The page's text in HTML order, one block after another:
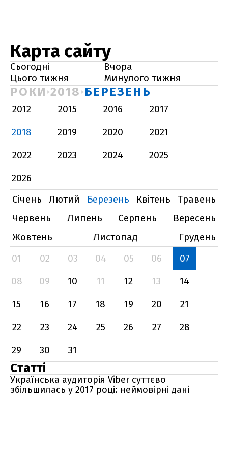
Карта сайту
Сьогодні
Вчора
Цього тижня
Минулого тижня
РОКИ 2018 БЕРЕЗЕНЬ
2012 2015 2016
2017
2018
2019 2020
2021
2022
2023 2024
2025
2026
Січень
Лютий Березень Квітень
Травень
Червень
Липень Серпень
Вересень
Жовтень
Листопад
Грудень
01
02 03 04 05 06
07
08
09 10 11 12 13
14
15
16 17 18 19 20
21
22
23 24 25 26 27
28
29
30 31
Статті
Українська аудиторія Viber суттєво
збільшилась у 2017 році: неймовірні дані